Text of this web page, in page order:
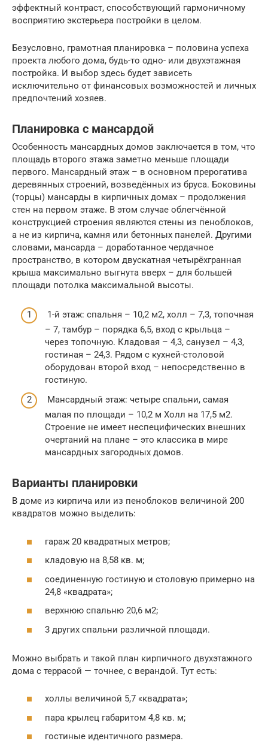
эффектный контраст, способствующий гармоничному
восприятию экстерьера постройки в целом.
Безусловно, грамотная планировка – половина успеха
проекта любого дома, будь-то одно- или двухэтажная
постройка. И выбор здесь будет зависеть
исключительно от финансовых возможностей и личных
предпочтений хозяев.
Планировка с мансардой
Особенность мансардных домов заключается в том, что
площадь второго этажа заметно меньше площади
первого. Мансардный этаж – в основном прерогатива
деревянных строений, возведённых из бруса. Боковины
(торцы) мансарды в кирпичных домах – продолжения
стен на первом этаже. В этом случае облегчённой
конструкцией строения являются стены из пеноблоков,
а не из кирпича, камня или бетонных панелей. Другими
словами, мансарда – доработанное чердачное
пространство, в котором двускатная четырёхгранная
крыша максимально выгнута вверх – для большей
площади потолка максимальной высоты.
1-й этаж: спальня – 10,2 м2, холл – 7,3, топочная
– 7, тамбур – порядка 6,5, вход с крыльца –
через топочную. Кладовая – 4,3, санузел – 4,3,
гостиная – 24,3. Рядом с кухней-столовой
оборудован второй вход – непосредственно в
гостиную.
Мансардный этаж: четыре спальни, самая
малая по площади – 10,2 м Холл на 17,5 м2.
Строение не имеет неспецифических внешних
очертаний на плане – это классика в мире
мансардных загородных домов.
Варианты планировки
В доме из кирпича или из пеноблоков величиной 200
квадратов можно выделить:
гараж 20 квадратных метров;
кладовую на 8,58 кв. м;
соединенную гостиную и столовую примерно на
24,8 «квадрата»;
верхнюю спальню 20,6 м2;
3 других спальни различной площади.
Можно выбрать и такой план кирпичного двухэтажного
дома с террасой — точнее, с верандой. Тут есть:
холлы величиной 5,7 «квадрата»;
пара крылец габаритом 4,8 кв. м;
гостиные идентичного размера.